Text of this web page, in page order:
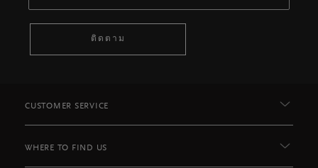
ติดตาม
CUSTOMER SERVICE
WHERE TO FIND US